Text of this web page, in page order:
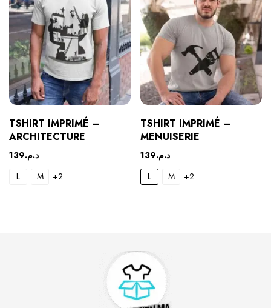
TSHIRT IMPRIMÉ –
ARCHITECTURE
د.م.139
L
M +2
TSHIRT IMPRIMÉ –
MENUISERIE
د.م.139
L
M +2